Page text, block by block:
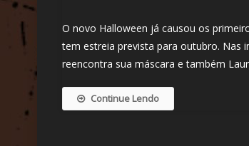
O novo Halloween já causou os
tem estreia prevista para outubro. Nas
reencontra sua máscara e também
Continue Lendo